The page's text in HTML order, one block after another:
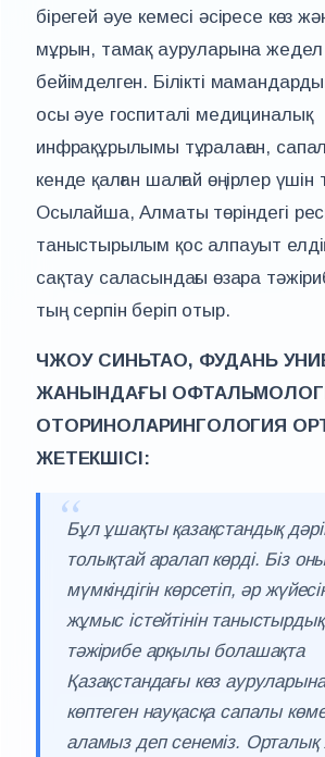
бірегей әуе кемесі әсіресе көз
мұрын, тамақ ауруларына жедел
бейімделген. Білікті
осы әуе госпиталі медициналық
инфрақұрылымы тұралаған,
кенде қалған шалғай өңірлер
Осылайша, Алматы төріндегі
таныстырылым қос алпауыт
сақтау саласындағы өзара
тың серпін беріп отыр.
ЧЖОУ СИНЬТАО, ФУДАНЬ
ЖАНЫНДАҒЫ
ОТОРИНОЛАРИНГОЛОГИЯ
ЖЕТЕКШІСІ:
Бұл ұшақты қазақстандық
толықтай аралап көрді. Біз
мүмкіндігін көрсетіп, әр
жұмыс істейтінін
тәжірибе арқылы болашақта
Қазақстандағы көз
көптеген науқасқа сапалы
аламыз деп сенеміз. Орталық